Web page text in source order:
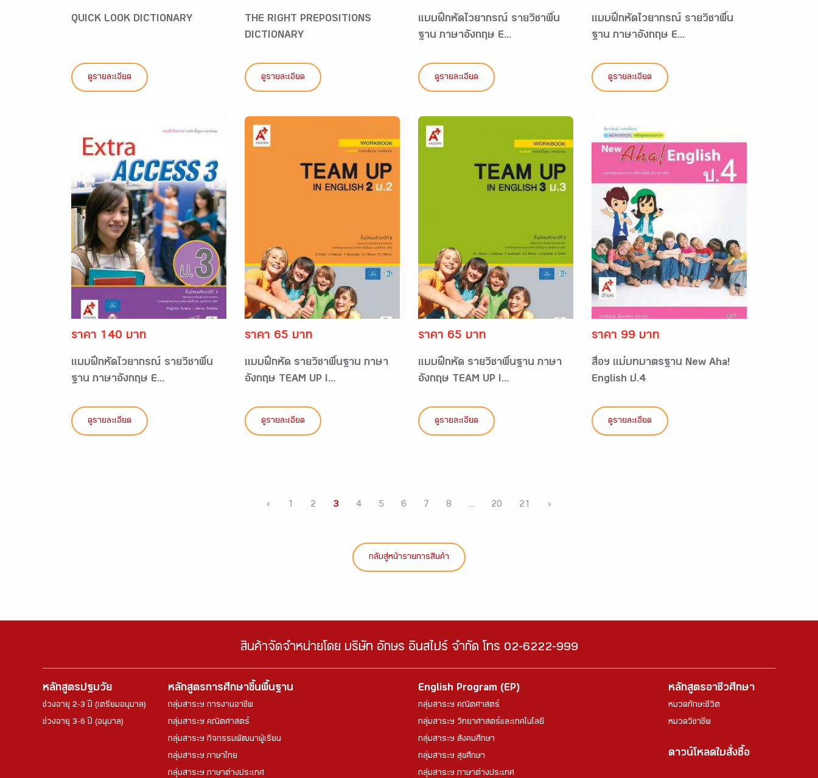
QUICK LOOK DICTIONARY
ดูรายละเอียด
THE RIGHT PREPOSITIONS
DICTIONARY
ดูรายละเอียด
แบบฝึกหัดไวยากรณ์ รายวิชาพื้น
ฐาน ภาษาอังกฤษ E...
ดูรายละเอียด
แบบฝึกหัดไวยากรณ์ รายวิชาพื้น
ฐาน ภาษาอังกฤษ E...
ดูรายละเอียด
ราคา 140 บาท
แบบฝึกหัดไวยากรณ์ รายวิชาพื้น
ฐาน ภาษาอังกฤษ E...
ดูรายละเอียด
ราคา 65 บาท
แบบฝึกหัด รายวิชาพื้นฐาน ภาษา
อังกฤษ TEAM UP I...
ดูรายละเอียด
ราคา 65 บาท
แบบฝึกหัด รายวิชาพื้นฐาน ภาษา
อังกฤษ TEAM UP I...
ดูรายละเอียด
ราคา 99 บาท
สื่อฯ แม่บทมาตรฐาน New Aha!
English ป.4
ดูรายละเอียด
‹ 1 2 3 4 5 6 7 8 ... 20 21 ›
กลับสู่หน้ารายการสินค้า
สินค้าจัดจำหน่ายโดย บริษัท อักษร อินสไปร์ จำกัด โทร 02-6222-999
หลักสูตรปฐมวัย
ช่วงอายุ 2-3 ปี (เตรียมอนุบาล)
ช่วงอายุ 3-6 ปี (อนุบาล)
หลักสูตรการศึกษาขึ้นพื้นฐาน
กลุ่มสาระฯ การงานอาชีพ
กลุ่มสาระฯ คณิตศาสตร์
กลุ่มสาระฯ กิจกรรมพัฒนาผู้เรียน
กลุ่มสาระฯ ภาษาไทย
กลุ่มสาระฯ ภาษาต่างประเทศ
English Program (EP)
กลุ่มสาระฯ คณิตศาสตร์
กลุ่มสาระฯ วิทยาศาสตร์และเทคโนโลยี
กลุ่มสาระฯ สังคมศึกษา
กลุ่มสาระฯ สุขศึกษา
กลุ่มสาระฯ ภาษาต่างประเทศ
หลักสูตรอาชีวศึกษา
หมวดทักษะชีวิต
หมวดวิชาชีพ
ดาวน์โหลดใบสั่งซื้อ